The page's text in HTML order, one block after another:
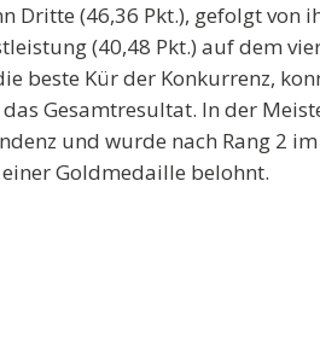
Dritte (46,36 Pkt.), gefolgt von
(40,48 Pkt.) auf dem
beste Kür der Konkurrenz,
Gesamtresultat. In der
und wurde nach Rang 2
Goldmedaille belohnt.